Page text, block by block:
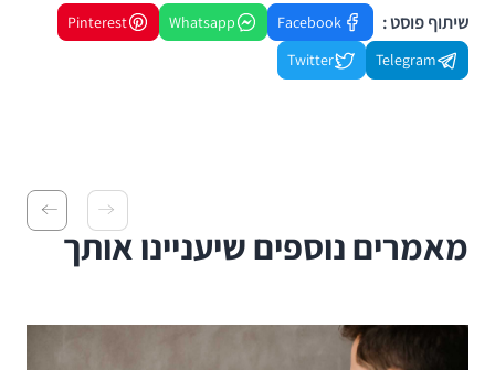
שיתוף פוסט : Facebook
Whatsapp
Pinterest
Telegram
Twitter
מאמרים נוספים שיעניינו אותך